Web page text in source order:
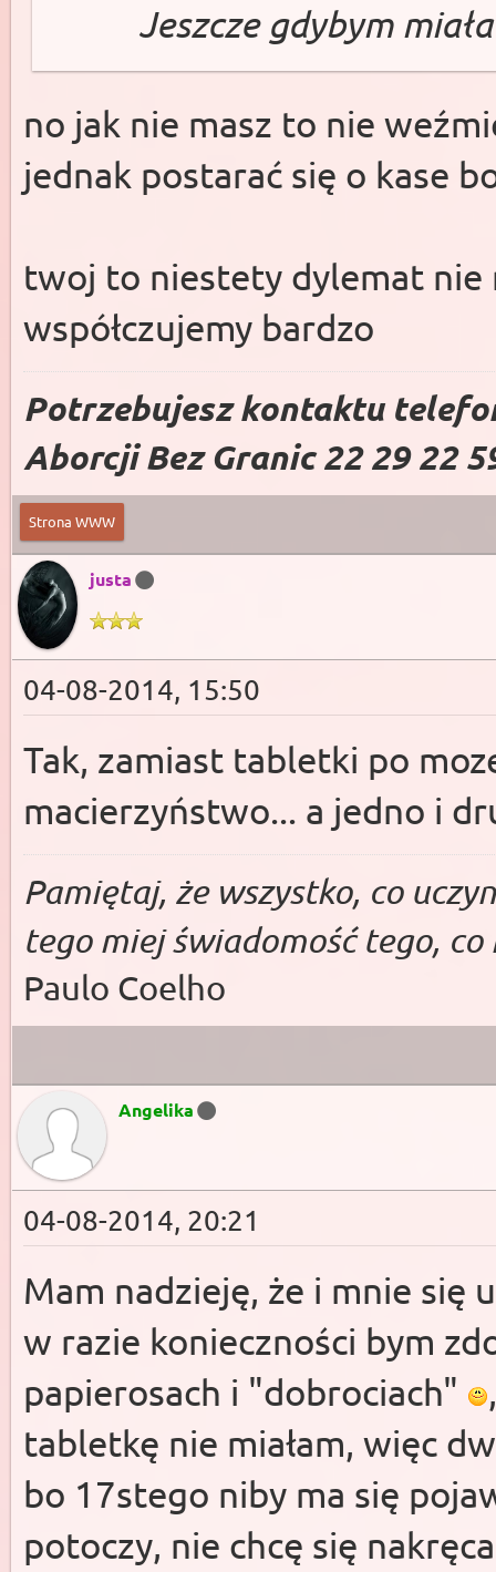
Jeszcze gdybym
no jak nie masz to nie
jednak postarać się o kase
twoj to niestety dylemat nie
współczujemy bardzo
Potrzebujesz kontaktu
Aborcji Bez Granic 22 29 22
Strona WWW
justa
04-08-2014, 15:50
Tak, zamiast tabletki po
macierzyństwo... a jedno i
Pa­miętaj, że wszys­tko, co
tego miej świado­mość te­go, co
Paulo Coelho
Angelika
04-08-2014, 20:21
Mam nadzieję, że i mnie się
w razie konieczności bym
papierosach i "dobrociach"
tabletkę nie miałam, więc
bo 17stego niby ma się
potoczy, nie chcę się